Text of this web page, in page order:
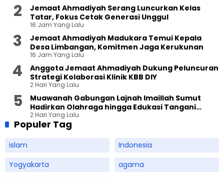
Jemaat Ahmadiyah Serang Luncurkan Kelas
Tatar, Fokus Cetak Generasi Unggul
16 Jam Yang Lalu
Jemaat Ahmadiyah Madukara Temui Kepala
Desa Limbangan, Komitmen Jaga Kerukunan
16 Jam Yang Lalu
Anggota Jemaat Ahmadiyah Dukung Peluncuran
Strategi Kolaborasi Klinik KBB DIY
2 Hari Yang Lalu
Muawanah Gabungan Lajnah Imaillah Sumut
Hadirkan Olahraga hingga Edukasi Tangani
Sampah
2 Hari Yang Lalu
Populer Tag
islam
Indonesia
Yogyakarta
agama